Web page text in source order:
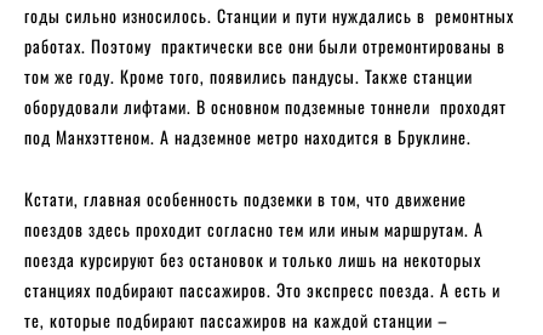
годы сильно износилось. Станции и пути нуждались в ремонтных
работах. Поэтому практически все они были отремонтированы в
том же году. Кроме того, появились пандусы. Также станции
оборудовали лифтами. В основном подземные тоннели проходят
под Манхэттеном. А надземное метро находится в Бруклине.
Кстати, главная особенность подземки в том, что движение
поездов здесь проходит согласно тем или иным маршрутам. А
поезда курсируют без остановок и только лишь на некоторых
станциях подбирают пассажиров. Это экспресс поезда. А есть и
те, которые подбирают пассажиров на каждой станции –